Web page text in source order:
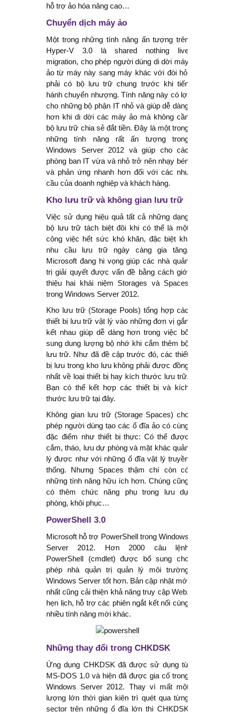
hỗ trợ ảo hóa nâng cao…
Chuyển dịch máy ảo
Một trong những tính năng ấn tượng trên
Hyper-V 3.0 là shared nothing live
migration, cho phép người dùng di dời máy
ảo từ máy này sang máy khác với đòi hỏi
phải có bộ lưu trữ chung trước khi tiến
hành chuyển nhượng. Tính năng này có lợi
cho những bộ phận IT nhỏ và giúp dễ dàng
hơn khi di dời các máy ảo mà không cần
bộ lưu trữ chia sẻ đắt tiền. Đây là một trong
những tính năng rất ấn tượng trong
Windows Server 2012 và giúp cho các
phòng ban IT vừa và nhỏ trở nên nhạy bén
và phản ứng nhanh hơn đối với các nhu
cầu của doanh nghiệp và khách hàng.
Kho lưu trữ và không gian lưu trữ
Việc sử dụng hiệu quả tất cả những dạng
bộ lưu trữ tách biệt đôi khi có thể là một
công việc hết sức khó khăn, đặc biệt khi
nhu cầu lưu trữ ngày càng gia tăng.
Microsoft đang hi vọng giúp các nhà quản
trị giải quyết được vấn đề bằng cách giới
thiệu hai khái niệm Storages và Spaces
trong Windows Server 2012.
Kho lưu trữ (Storage Pools) tổng hợp các
thiết bị lưu trữ vật lý vào những đơn vị gắn
kết nhau giúp dễ dàng hơn trong việc bổ
sung dung lượng bộ nhớ khi cắm thêm bộ
lưu trữ. Như đã đề cập trước đó, các thiết
bị lưu trong kho lưu không phải được đồng
nhất về loại thiết bị hay kích thước lưu trữ.
Bạn có thể kết hợp các thiết bị và kích
thước lưu trữ tại đây.
Không gian lưu trữ (Storage Spaces) cho
phép người dùng tạo các ổ đĩa ảo có cùng
đặc điểm như thiết bị thực: Có thể được
cắm, tháo, lưu dự phòng và mặt khác quản
lý được như với những ổ đĩa vật lý truyền
thống. Nhưng Spaces thậm chí còn có
những tính năng hữu ích hơn. Chúng cũng
có thêm chức năng phụ trong lưu dự
phòng, khôi phục…
PowerShell 3.0
Microsoft hỗ trợ PowerShell trong Windows
Server 2012. Hơn 2000 câu lệnh
PowerShell (cmdlet) được bổ sung cho
phép nhà quản trị quản lý môi trường
Windows Server tốt hơn. Bản cập nhật mới
nhất cũng cải thiện khả năng truy cập Web,
hẹn lịch, hỗ trợ các phiên ngắt kết nối cùng
nhiều tính năng mới khác.
Những thay đổi trong CHKDSK
Ứng dụng CHKDSK đã được sử dụng từ
MS-DOS 1.0 và hiện đã được gia cố trong
Windows Server 2012. Thay vì mất một
lượng lớn thời gian kiên trì quét qua từng
sector trên những ổ đĩa lớn thì CHKDSK